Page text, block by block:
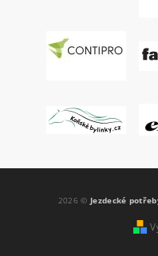
2026 © Jezdecké